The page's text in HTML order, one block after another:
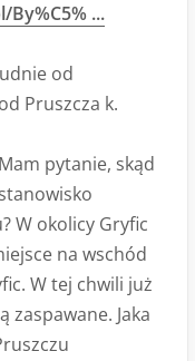
...
od
Pruszcza k.
pytanie, skąd
W okolicy Gryfic
na wschód
W tej chwili już
zaspawane. Jaka